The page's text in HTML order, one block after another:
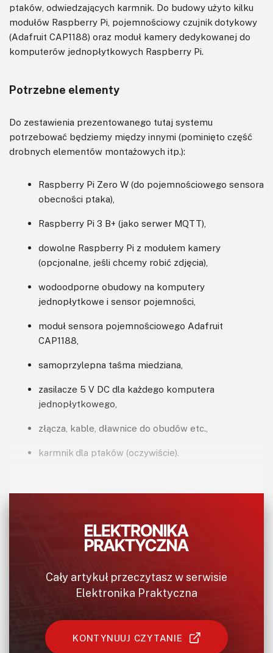
ptaków, odwiedzających karmnik. Do budowy użyto kilku
modułów Raspberry Pi, pojemnościowy czujnik dotykowy
(Adafruit CAP1188) oraz moduł kamery dedykowanej do
komputerów jednopłytkowych Raspberry Pi.
Potrzebne elementy
Do zestawienia prezentowanego tutaj systemu
potrzebować będziemy między innymi (pominięto część
drobnych elementów montażowych itp.):
Raspberry Pi Zero W (do pojemnościowego sensora
obecności ptaka),
Raspberry Pi 3 B+ (jako serwer MQTT),
dowolne Raspberry Pi z modułem kamery
(opcjonalne, jeśli chcemy robić zdjęcia),
wodoodporne obudowy na komputery
jednopłytkowe i sensor pojemności,
moduł sensora pojemnościowego Adafruit
CAP1188,
samoprzylepna taśma miedziana,
zasilacze 5 V DC dla każdego komputera
jednopłytkowego,
złącza, kable, dławnice do obudów etc.,
karmnik dla ptaków (oczywiście).
Cały artykuł przeczytasz w serwisie
Elektronika Praktyczna
KONTYNUUJ CZYTANIE